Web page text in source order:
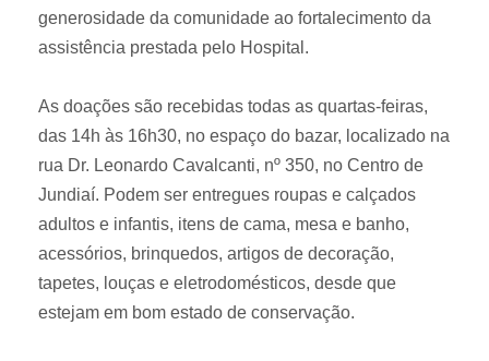
generosidade da comunidade ao fortalecimento da
assistência prestada pelo Hospital.
As doações são recebidas todas as quartas-feiras,
das 14h às 16h30, no espaço do bazar, localizado na
rua Dr. Leonardo Cavalcanti, nº 350, no Centro de
Jundiaí. Podem ser entregues roupas e calçados
adultos e infantis, itens de cama, mesa e banho,
acessórios, brinquedos, artigos de decoração,
tapetes, louças e eletrodomésticos, desde que
estejam em bom estado de conservação.